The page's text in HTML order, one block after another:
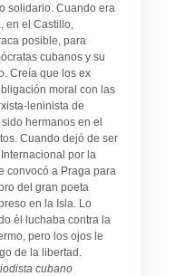
solidario. Cuando era
en el Castillo,
posible, para
cubanos y su
Creía que los ex
moral con las
leninista de
hermanos en el
Cuando dejó de ser
por la
convocó a Praga para
del gran poeta
en la Isla. Lo
él luchaba contra la
pero los ojos le
de la libertad.
cubano